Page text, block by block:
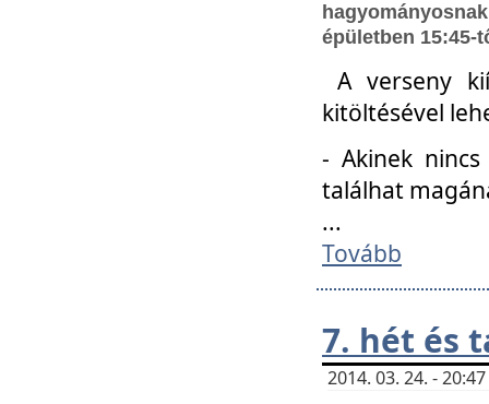
épületben 15:45-
A verseny
kitöltésével
- Akinek
találhat
...
Tovább
7. hét és
2014. 03. 24. -